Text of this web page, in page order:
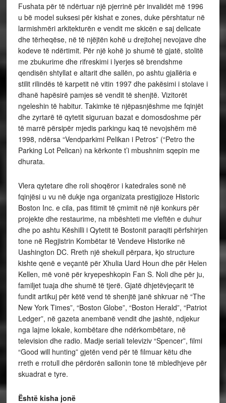
Fushata për të ndërtuar një pjerrinë për invalidët më 1996
u bë model suksesi për kishat e zones, duke përshtatur në
larmishmëri arkitekturën e vendit me skicën e saj delicate
dhe tërheqëse, në të njëjtën kohë u drejtohej nevojave dhe
kodeve të ndërtimit. Për një kohë jo shumë të gjatë, stolitë
me zbukurime dhe rifreskimi i lyerjes së brendshme
qendisën shtyllat e altarit dhe sallën, po ashtu gjallëria e
stilit rilindës të karpetit në vitin 1997 dhe pakësimi i stolave i
dhanë hapësirë pamjes së vendit të shenjtë. Vizitorët
ngeleshin të habitur. Takimke të njëpasnjëshme me fqinjët
dhe zyrtarë të qytetit siguruan bazat e domosdoshme për
të marrë përsipër mjedis parkingu kaq të nevojshëm më
1998, ndërsa “Vendparkimi Pelikan i Petros” (“Petro the
Parking Lot Pelican) na kërkonte t’i mbushnim sqepin me
dhurata.
Vlera qytetare dhe roli shoqëror i katedrales sonë në
fqinjësi u vu në dukje nga organizata prestigjioze Historic
Boston Inc. e cila, pas fitimit të çmimit në një konkurs për
projekte dhe restaurime, na mbështeti me vleftën e duhur
dhe po ashtu Këshilli i Qytetit të Bostonit paraqiti përfshirjen
tone në Regjistrin Kombëtar të Vendeve Historike në
Uashington DC. Rreth një shekull përpara, kjo structure
kishte qenë e veçantë për Xhulia Uard Houn dhe për Helen
Kellen, më vonë për kryepeshkopin Fan S. Noli dhe për ju,
familjet tuaja dhe shumë të tjerë. Gjatë dhjetëvjeçarit të
fundit artikuj për këtë vend të shenjtë janë shkruar në “The
New York Times”, “Boston Globe”, “Boston Herald”, “Patriot
Ledger”, në gazeta anembanë vendit dhe jashtë, ndjekur
nga lajme lokale, kombëtare dhe ndërkombëtare, në
television dhe radio. Madje seriali televiziv “Spencer”, filmi
“Good will hunting” gjetën vend për të filmuar këtu dhe
rreth e rrotull dhe përdorën sallonin tone të mbledhjeve për
skuadrat e tyre.
Është kisha jonë